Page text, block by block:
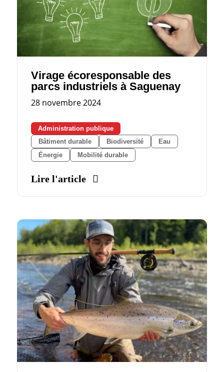
Virage écoresponsable des
parcs industriels à Saguenay
28 novembre 2024
Administration publique
Bâtiment durable
Biodiversité
Eau
Énergie
Mobilité durable
Lire l'article